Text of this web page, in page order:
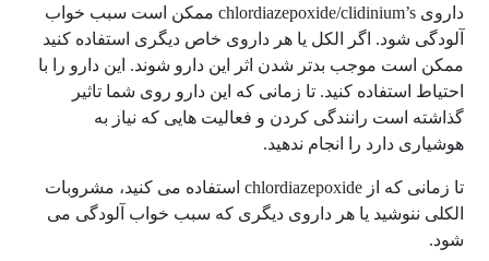
داروی chlordiazepoxide/clidinium’s ممکن است سبب خواب
آلودگی شود. اگر الکل یا هر داروی خاص دیگری استفاده کنید
ممکن است موجب بدتر شدن اثر این دارو شوند. این دارو را با
احتیاط استفاده کنید. تا زمانی که این دارو روی شما تاثیر
گذاشته است رانندگی کردن و فعالیت هایی که نیاز به
هوشیاری دارد را انجام ندهید.
تا زمانی که از chlordiazepoxide استفاده می کنید، مشروبات
الکلی ننوشید یا هر داروی دیگری که سبب خواب آلودگی می
شود.